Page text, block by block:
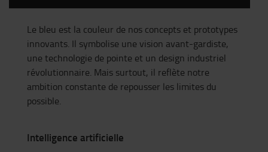
Le bleu est la couleur de nos concepts et prototypes
innovants. Il symbolise une vision avant-gardiste,
une technologie de pointe et un design industriel
révolutionnaire. Mais surtout, il reflète notre
ambition constante de repousser les limites du
possible.
Intelligence artificielle